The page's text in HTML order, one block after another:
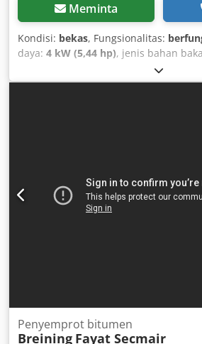
Meminta
Kondisi: bekas, Fungsionalitas:
daya: 4 kW (5,44 hp), jenis bahan
Penyemprot bitumen
Breining Fayat Secmair